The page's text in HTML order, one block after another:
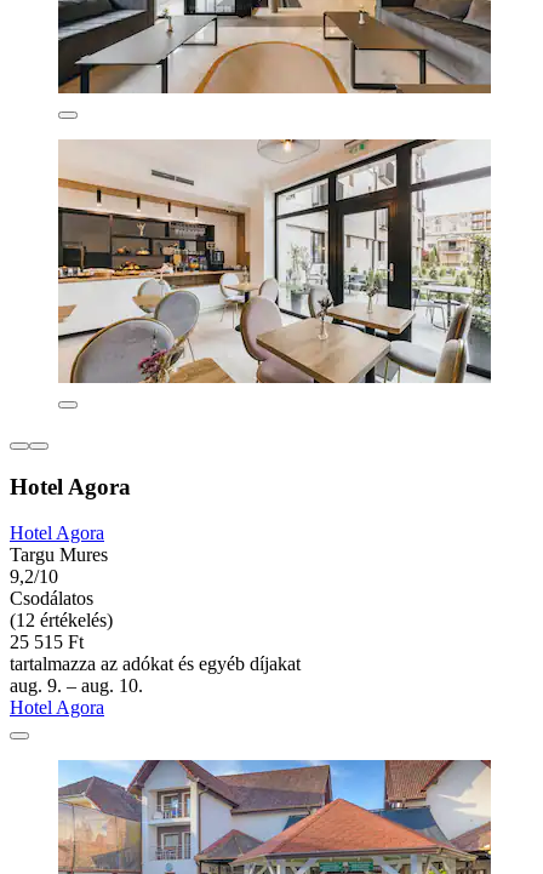
Hotel Agora
Hotel Agora
Targu Mures
9,2/10
Csodálatos
(12 értékelés)
25 515 Ft
tartalmazza az adókat és egyéb díjakat
aug. 9. – aug. 10.
Hotel Agora